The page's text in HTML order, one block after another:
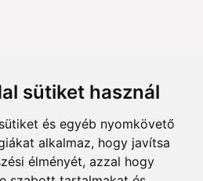
sütiket használ
és egyéb nyomkövető
alkalmaz, hogy javítsa
élményét, azzal hogy